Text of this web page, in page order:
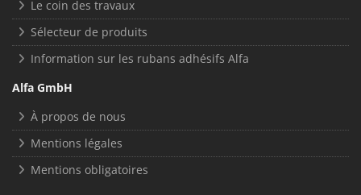
Le coin des travaux
Sélecteur de produits
Information sur les rubans adhésifs Alfa
Alfa GmbH
À propos de nous
Mentions légales
Mentions obligatoires